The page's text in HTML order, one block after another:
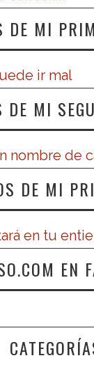
DE MI
DE MI
DE MI
EN